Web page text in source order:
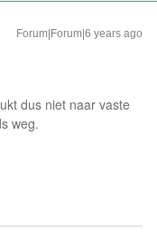
Forum|Forum|6 years ago
dus niet naar vaste
weg.